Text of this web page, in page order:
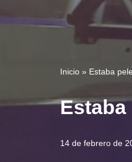
Inicio » Estaba
Estaba
14 de febrero de